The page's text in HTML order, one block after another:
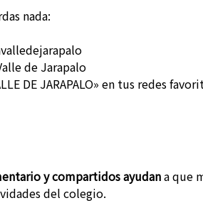
nada:
de Jarapalo
DE JARAPALO» en tus redes
y compartidos ayudana que
del colegio.